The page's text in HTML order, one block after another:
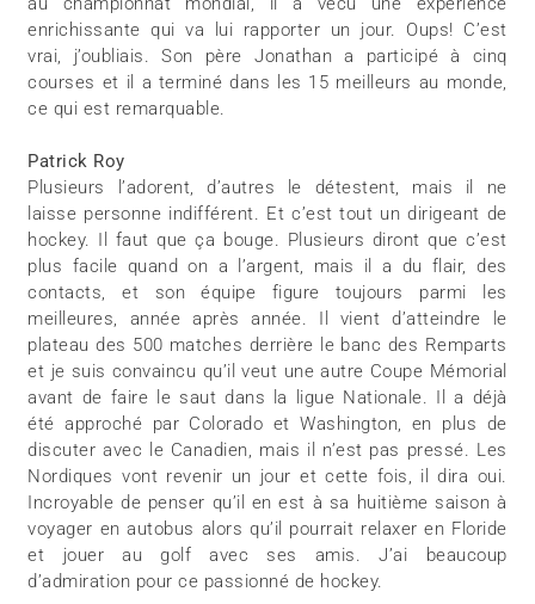
enrichissante qui va lui rapporter un jour. Oups! C’est
vrai, j’oubliais. Son père Jonathan a participé à cinq
courses et il a terminé dans les 15 meilleurs au monde,
ce qui est remarquable.
Patrick Roy
Plusieurs l’adorent, d’autres le détestent, mais il ne
laisse personne indifférent. Et c’est tout un dirigeant de
hockey. Il faut que ça bouge. Plusieurs diront que c’est
plus facile quand on a l’argent, mais il a du flair, des
contacts, et son équipe figure toujours parmi les
meilleures, année après année. Il vient d’atteindre le
plateau des 500 matches derrière le banc des Remparts
et je suis convaincu qu’il veut une autre Coupe Mémorial
avant de faire le saut dans la ligue Nationale. Il a déjà
été approché par Colorado et Washington, en plus de
discuter avec le Canadien, mais il n’est pas pressé. Les
Nordiques vont revenir un jour et cette fois, il dira oui.
Incroyable de penser qu’il en est à sa huitième saison à
voyager en autobus alors qu’il pourrait relaxer en Floride
et jouer au golf avec ses amis. J’ai beaucoup
d’admiration pour ce passionné de hockey.